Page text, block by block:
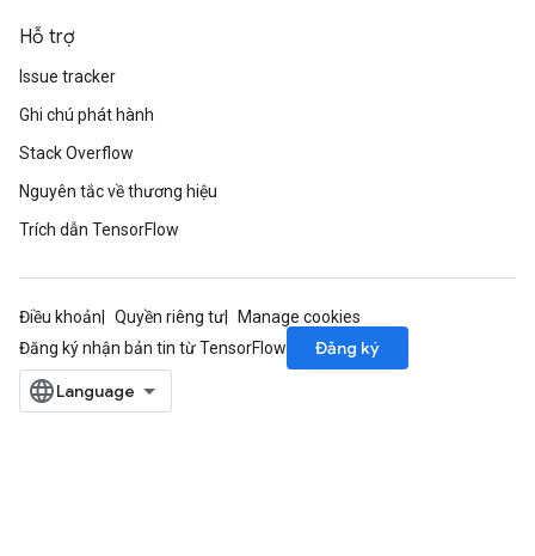
Hỗ trợ
Issue tracker
Ghi chú phát hành
Stack Overflow
Nguyên tắc về thương hiệu
Trích dẫn TensorFlow
Điều khoản Quyền riêng tư
Manage cookies
Đăng ký nhận bản tin từ TensorFlow
Đăng ký